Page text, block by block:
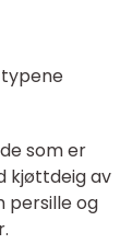
som er
kjøttdeig av
persille og